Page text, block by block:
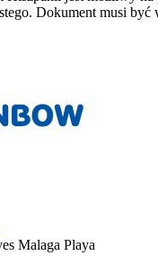
Dokument musi być
Malaga Playa